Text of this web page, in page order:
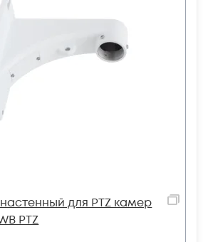
для PTZ камер
PTZ